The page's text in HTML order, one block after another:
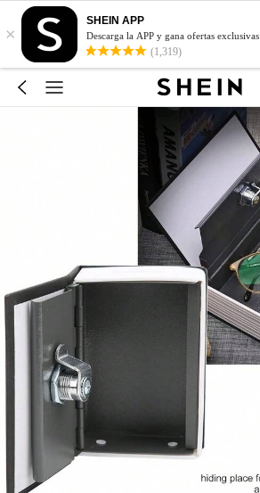
×
SHEIN APP
Descarga la APP y gana ofertas exclusivas
(1,319)